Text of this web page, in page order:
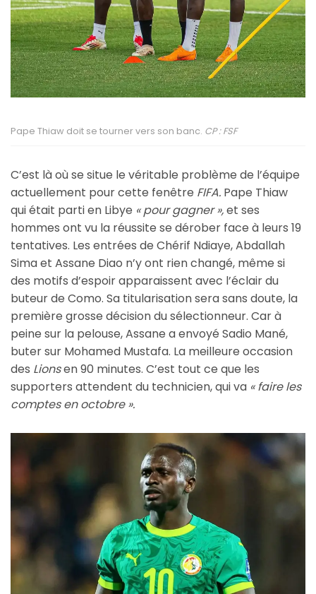
Pape Thiaw doit se tourner vers son banc. CP : FSF
C’est là où se situe le véritable problème de l’équipe
actuellement pour cette fenêtre FIFA. Pape Thiaw
qui était parti en Libye « pour gagner »,et ses
hommes ont vu la réussite se dérober face à leurs 19
tentatives. Les entrées de Chérif Ndiaye, Abdallah
Sima et Assane Diao n’y ont rien changé, même si
des motifs d’espoir apparaissent avec l’éclair du
buteur de Como. Sa titularisation sera sans doute, la
première grosse décision du sélectionneur. Car à
peine sur la pelouse, Assane a envoyé Sadio Mané,
buter sur Mohamed Mustafa. La meilleure occasion
des Lionsen 90 minutes. C’est tout ce que les
supporters attendent du technicien, qui va « faire les
comptes en octobre ».